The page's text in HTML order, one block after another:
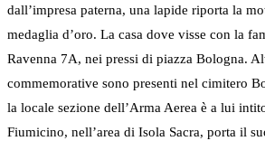
dall’impresa paterna, una lapide riporta la
medaglia d’oro. La casa dove visse con la
Ravenna 7A, nei pressi di piazza Bologna.
commemorative sono presenti nel cimitero
la locale sezione dell’Arma Aerea è a lui
Fiumicino, nell’area di Isola Sacra, porta il